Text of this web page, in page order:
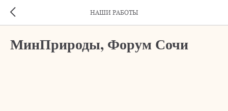
НАШИ РАБОТЫ
МинПрироды, Форум Сочи